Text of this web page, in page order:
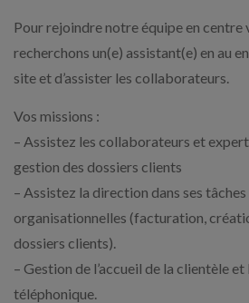
Pour rejoindre notre équipe en centre
recherchons un(e) assistant(e) en au
site et d’assister les collaborateurs.
Vos missions :
– Assistez les collaborateurs et
gestion des dossiers clients
– Assistez la direction dans ses
organisationnelles (facturation,
dossiers clients).
– Gestion de l’accueil de la clientèle
téléphonique.